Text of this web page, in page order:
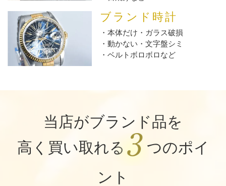
ブランド時計
本体だけ・ガラス破損
動かない・文字盤シミ
ベルトボロボロなど
当店がブランド品を
高く買い取れる
つのポイ
ント